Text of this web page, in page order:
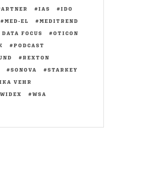
IAS
IDO
MED-EL
MEDITREND
FOCUS
OTICON
PODCAST
REXTON
SONOVA
STARKEY
VEHR
WIDEX
WSA